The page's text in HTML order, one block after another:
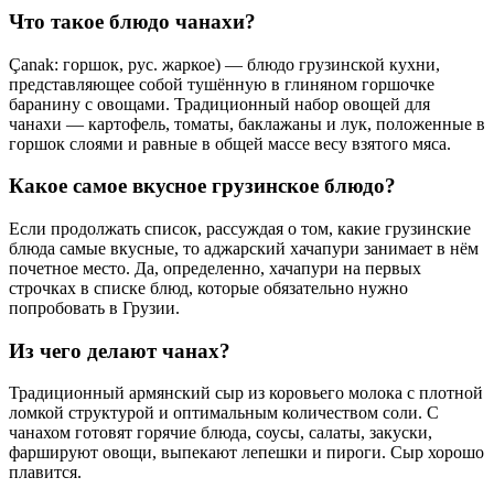
Что такое блюдо чанахи?
Çanak: горшок, рус. жаркое) — блюдо грузинской кухни,
представляющее собой тушённую в глиняном горшочке
баранину с овощами. Традиционный набор овощей для
чанахи — картофель, томаты, баклажаны и лук, положенные в
горшок слоями и равные в общей массе весу взятого мяса.
Какое самое вкусное грузинское блюдо?
Если продолжать список, рассуждая о том, какие грузинские
блюда самые вкусные, то аджарский хачапури занимает в нём
почетное место. Да, определенно, хачапури на первых
строчках в списке блюд, которые обязательно нужно
попробовать в Грузии.
Из чего делают чанах?
Традиционный армянский сыр из коровьего молока с плотной
ломкой структурой и оптимальным количеством соли. С
чанахом готовят горячие блюда, соусы, салаты, закуски,
фаршируют овощи, выпекают лепешки и пироги. Сыр хорошо
плавится.